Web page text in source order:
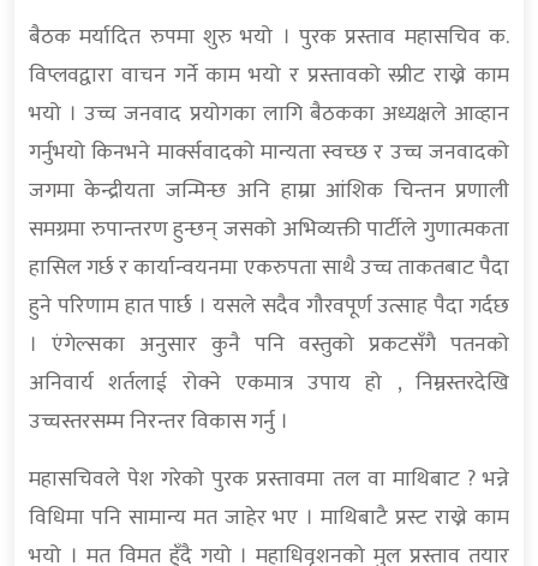
बैठक मर्यादित रुपमा शुरु भयो । पुरक प्रस्ताव महासचिव क.
विप्लवद्वारा वाचन गर्ने काम भयो र प्रस्तावको स्प्रीट राख्ने काम
भयो । उच्च जनवाद प्रयोगका लागि बैठकका अध्यक्षले आव्हान
गर्नुभयो किनभने मार्क्सवादको मान्यता स्वच्छ र उच्च जनवादको
जगमा केन्द्रीयता जन्मिन्छ अनि हाम्रा आंशिक चिन्तन प्रणाली
समग्रमा रुपान्तरण हुन्छन् जसको अभिव्यक्ती पार्टीले गुणात्मकता
हासिल गर्छ र कार्यान्वयनमा एकरुपता साथै उच्च ताकतबाट पैदा
हुने परिणाम हात पार्छ । यसले सदैव गौरवपूर्ण उत्साह पैदा गर्दछ
। एंगेल्सका अनुसार कुनै पनि वस्तुको प्रकटसँगै पतनको
अनिवार्य शर्तलाई रोक्ने एकमात्र उपाय हो , निम्नस्तरदेखि
उच्चस्तरसम्म निरन्तर विकास गर्नु ।
महासचिवले पेश गरेको पुरक प्रस्तावमा तल वा माथिबाट ? भन्ने
विधिमा पनि सामान्य मत जाहेर भए । माथिबाटै प्रस्ट राख्ने काम
भयो । मत विमत हुँदै गयो । महाधिवृशनको मुल प्रस्ताव तयार